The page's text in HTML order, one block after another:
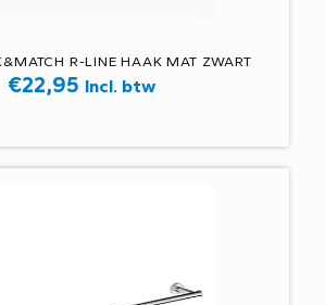
R-LINE HAAK MAT ZWART
€22,95 Incl. btw